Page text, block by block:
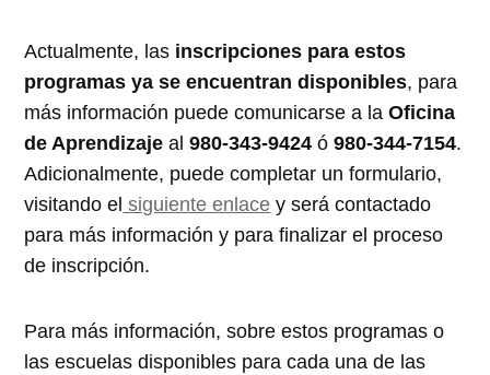
Actualmente, las inscripciones para estos
programas ya se encuentran disponibles, para
más información puede comunicarse a laOficina
de Aprendizajeal980-343-9424 ó980-344-7154.
Adicionalmente, puede completar un formulario,
visitando el siguiente enlace y será contactado
para más información y para finalizar el proceso
de inscripción.
Para más información, sobre estos programas o
las escuelas disponibles para cada una de las